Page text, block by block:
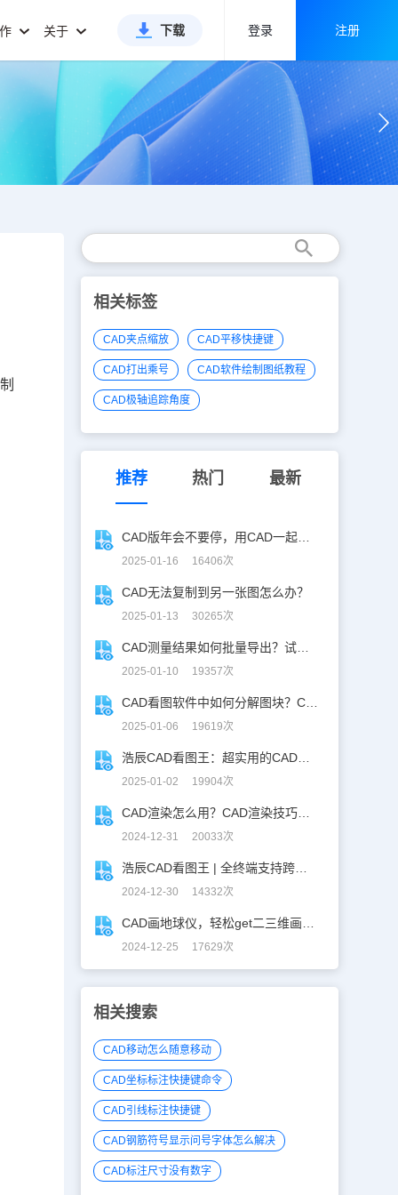
关于 下载 登录 注册
相关标签
CAD夹点缩放 CAD平移快捷键
CAD打出乘号 CAD软件绘制图纸教程
CAD极轴追踪角度
推荐 热门 最新
2025-01-16 16406次
CAD无法复制到另一张图怎么办？
2025-01-13 30265次
2025-01-10 19357次
2025-01-06 19619次
2025-01-02 19904次
2024-12-31 20033次
2024-12-30 14332次
2024-12-25 17629次
相关搜索
CAD移动怎么随意移动
CAD坐标标注快捷键命令
CAD引线标注快捷键
CAD钢筋符号显示问号字体怎么解决
CAD标注尺寸没有数字